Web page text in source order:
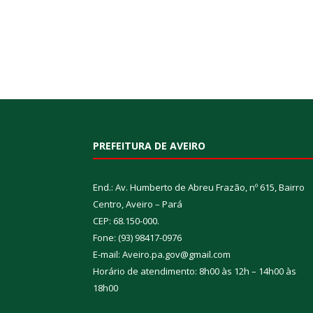
PREFEITURA DE AVEIRO
End.: Av. Humberto de Abreu Frazão, nº 615, Bairro
Centro, Aveiro – Pará
CEP: 68.150-000.
Fone: (93) 98417-0976
E-mail: Aveiro.pa.gov@gmail.com
Horário de atendimento: 8h00 às 12h – 14h00 às
18h00